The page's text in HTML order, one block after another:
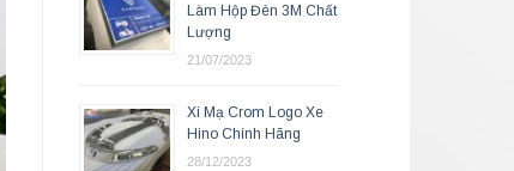
Làm Hộp Đèn 3M Chất
Lượng
21/07/2023
Xi Mạ Crom Logo Xe
Hino Chính Hãng
28/12/2023